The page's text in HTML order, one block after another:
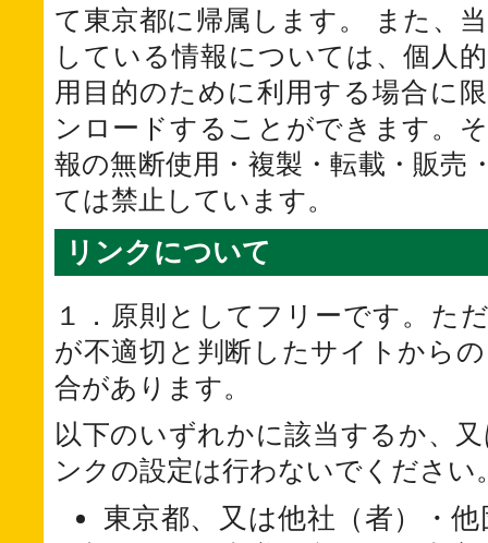
て東京都に帰属します。 また、
している情報については、個人
用目的のために利用する場合に
ンロードすることができます。
報の無断使用・複製・転載・販売
ては禁止しています。
リンクについて
１．原則としてフリーです。た
が不適切と判断したサイトから
合があります。
以下のいずれかに該当するか、
ンクの設定は行わないでください
東京都、又は他社（者）・